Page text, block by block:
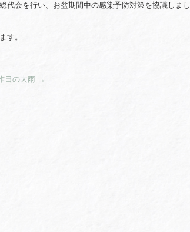
代会を行い、お盆期間中の感染予防対策を協議しまし
す。
日の大雨 →